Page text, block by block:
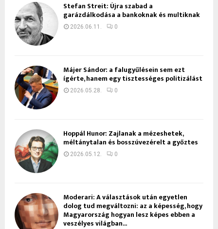
Stefan Streit: Újra szabad a
garázdálkodása a bankoknak és multiknak
2026.06.11. 0
Májer Sándor: a falugyűlésein sem ezt
ígérte, hanem egy tisztességes politizálást
2026.05.28. 0
Hoppál Hunor: Zajlanak a mézeshetek,
méltánytalan és bosszúvezérelt a győztes
2026.05.12. 0
Moderari: A választások után egyetlen
dolog tud megváltozni: az a képesség, hogy
Magyarország hogyan lesz képes ebben a
veszélyes világban...